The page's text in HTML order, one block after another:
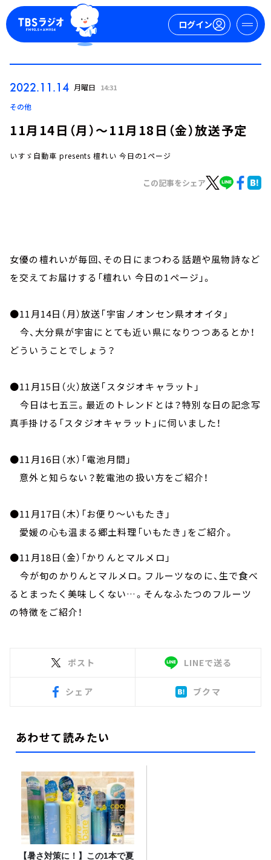
ログイン
TBS Podcast
お知らせ
YouTube
会社情報
2022.11.14 月曜日 14:31
その他
11月14日（月）～11月18日（金）放送予定
いすゞ自動車 presents 檀れい 今日の1ページ
この記事をシェア
女優の檀れいが毎回、その日にまつわる話題や風物詩など
を交えてお届けする「檀れい 今日の1ページ」。
●11月14日（月）放送「宇宙ノオンセン県オオイタ」
今、大分県が宇宙にとても近い県になりつつあるとか！
どういうことでしょう？
●11月15日（火）放送「スタジオキャラット」
今日は七五三。最近のトレンドとは？特別な日の記念写
真手掛ける「スタジオキャラット」に伺いました！
●11月16日（水）「電池月間」
意外と知らない？乾電池の扱い方をご紹介！
●11月17日（木）「お便り～いもたき」
愛媛の心も温まる郷土料理「いもたき」をご紹介。
●11月18日（金）「かりんとマルメロ」
今が旬のかりんとマルメロ。フルーツなのに、生で食べ
るとまったく美味しくない…。そんなふたつのフルーツ
の特徴をご紹介！
ポスト LINEで送る
シェア ブクマ
あわせて読みたい
【暑さ対策に！】この1本で夏